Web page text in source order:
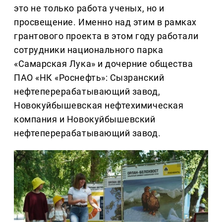
это не только работа ученых, но и
просвещение. Именно над этим в рамках
грантового проекта в этом году работали
сотрудники национального парка
«Самарская Лука» и дочерние общества
ПАО «НК «Роснефть»: Сызранский
нефтеперерабатывающий завод,
Новокуйбышевская нефтехимическая
компания и Новокуйбышевский
нефтеперерабатывающий завод.